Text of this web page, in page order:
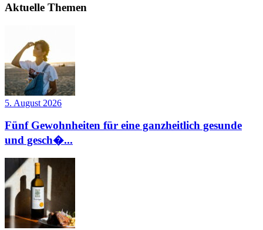
Aktuelle Themen
5. August 2026
Fünf Gewohnheiten für eine ganzheitlich gesunde
und gesch�...